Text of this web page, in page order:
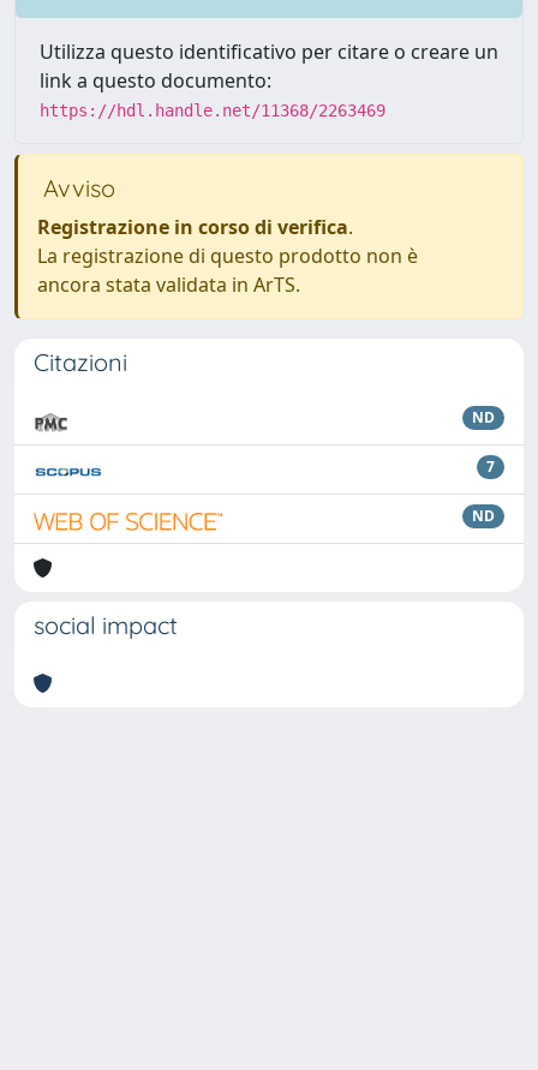
Utilizza questo identificativo per citare o creare un
link a questo documento:
https://hdl.handle.net/11368/2263469
Avviso
Registrazione in corso di verifica.
La registrazione di questo prodotto non è
ancora stata validata in ArTS.
Citazioni
ND
7
ND
social impact